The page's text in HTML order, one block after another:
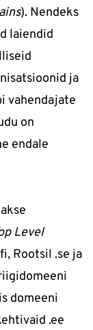
). Nendeks
laiendid
ja
vahendajate
on
endale
Level
Rootsil .se ja
domeeni
.ee